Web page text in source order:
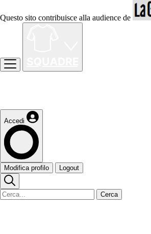
Questo sito contribuisce alla audience de
Accedi
Modifica profilo Logout
Cerca